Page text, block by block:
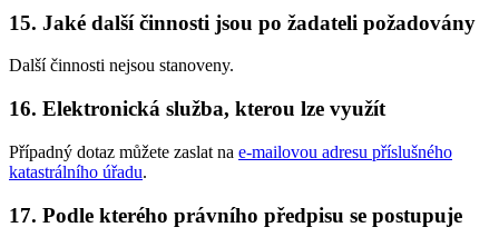
15. Jaké další činnosti jsou po žadateli požadovány
Další činnosti nejsou stanoveny.
16. Elektronická služba, kterou lze využít
Případný dotaz můžete zaslat na e-mailovou adresu příslušného
katastrálního úřadu.
17. Podle kterého právního předpisu se postupuje